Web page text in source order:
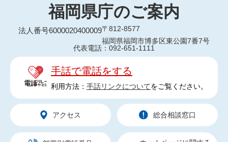
福岡県庁のご案内
法人番号6000020400009〒812-8577
福岡県福岡市博多区東公園7番7号
代表電話：092-651-1111
手話で電話をする
利用方法： 手話リンクについてをご覧ください。
アクセス 総合相談窓口